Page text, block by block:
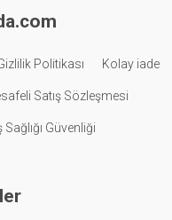
Politikası Kolay iade
Satış Sözleşmesi
Sağlığı Güvenliği